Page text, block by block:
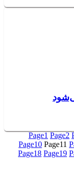
Page1 Page2
Page10 Page11
Page18 Page19